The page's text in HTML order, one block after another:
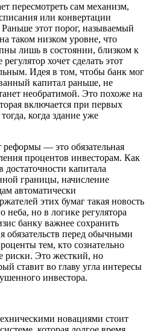
пересмотреть сам механизм,
или конвертации
этот порог, называемый
таком низком уровне, что
лишь в состоянии, близком к
хочет сделать этот
Идея в том, чтобы банк мог
капитал раньше, не
необратимой. Это похоже на
включается при первых
когда здание уже
— это обязательная
процентов инвесторам. Как
капитала
границы, начисление
автоматически
этих бумаг такая новость
неба, но в логике регулятора
банку важнее сохранить
обязательств перед обычными
тем, кто сознательно
риски. Это жесткий, но
ставит во главу угла интересы
инвестора.
новациями стоит